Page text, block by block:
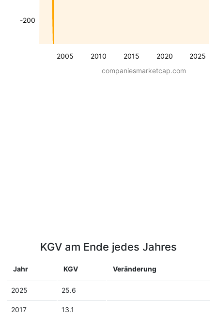
2005 2010 2015 2020 2025
-200
companiesmarketcap.com
KGV am Ende jedes Jahres
Jahr KGV Veränderung
2025 25.6
2017 13.1